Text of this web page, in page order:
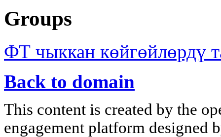
Groups
ФТ чыккан көйгөйлөрдү
Back to domain
This content is created by the
engagement platform designed